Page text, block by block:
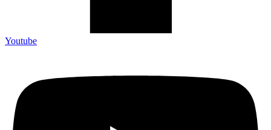
Youtube